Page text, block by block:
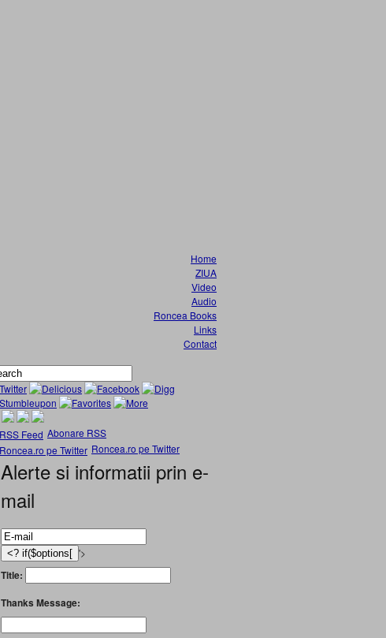
Home
ZIUA
Video
Audio
Roncea Books
Links
Contact
Abonare RSS
Roncea.ro pe Twitter
Alerte si informatii prin e-
mail
'>
Title:
Thanks Message: